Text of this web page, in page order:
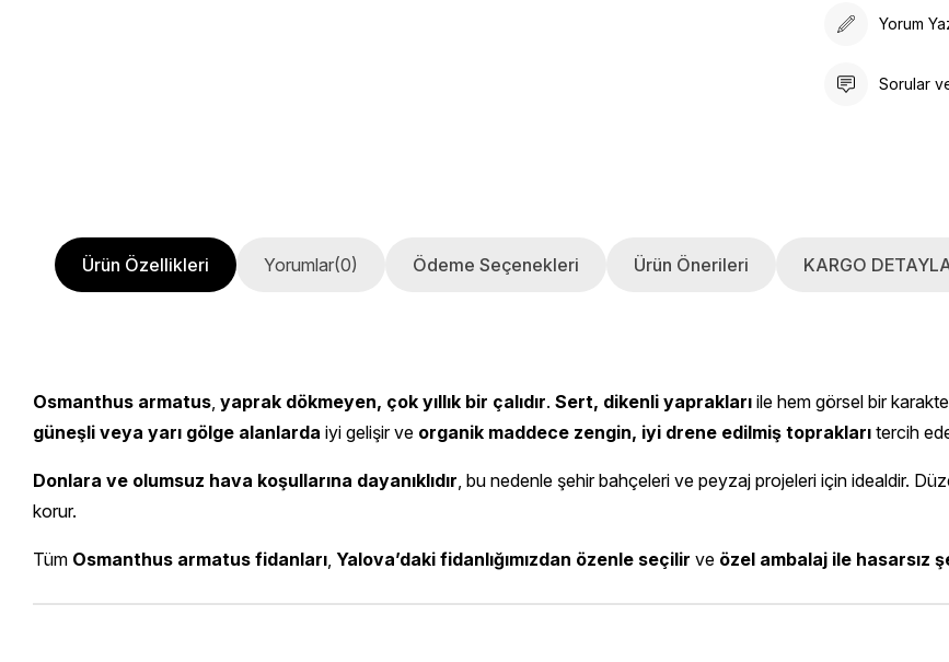
Yorum
Sorular
Ürün Özellikleri Yorumlar(0) Ödeme Seçenekleri Ürün Önerileri KARGO
Osmanthus armatus yaprak dökmeyen, çok yıllık bir çalıdır. Sert, dikenli yaprakları ile hem görsel bir
güneşli veya yarı gölge alanlarda iyi gelişir ve organik maddece zengin, iyi drene edilmiş toprakları tercih
Donlara ve olumsuz hava koşullarına dayanıklıdır , bu nedenle şehir bahçeleri ve peyzaj projeleri için idealdir.
korur.
Tüm Osmanthus armatus fidanları Yalova’daki fidanlığımızdan özenle seçilir ve özel ambalaj ile hasarsız